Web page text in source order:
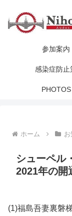
参加案内
感染症防止
PHOTOS
ホーム お
シューペル
2021年の開
(1)福島吾妻裏磐